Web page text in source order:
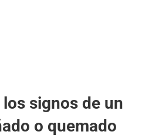
signos de un
o quemado